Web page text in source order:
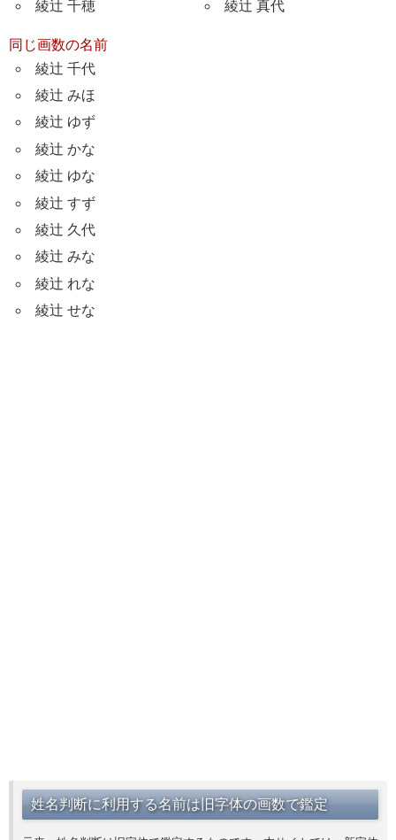
綾辻 千穂 綾辻 真代
同じ画数の名前
綾辻 千代
綾辻 みほ
綾辻 ゆず
綾辻 かな
綾辻 ゆな
綾辻 すず
綾辻 久代
綾辻 みな
綾辻 れな
綾辻 せな
姓名判断に利用する名前は旧字体の画数で鑑定